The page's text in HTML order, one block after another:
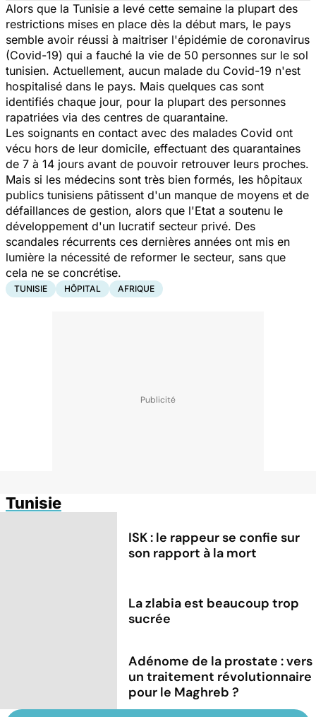
Alors que la Tunisie a levé cette semaine la plupart des
restrictions mises en place dès la début mars, le pays
semble avoir réussi à maitriser l'épidémie de coronavirus
(Covid-19) qui a fauché la vie de 50 personnes sur le sol
tunisien. Actuellement, aucun malade du Covid-19 n'est
hospitalisé dans le pays. Mais quelques cas sont
identifiés chaque jour, pour la plupart des personnes
rapatriées via des centres de quarantaine.
Les soignants en contact avec des malades Covid ont
vécu hors de leur domicile, effectuant des quarantaines
de 7 à 14 jours avant de pouvoir retrouver leurs proches.
Mais si les médecins sont très bien formés, les hôpitaux
publics tunisiens pâtissent d'un manque de moyens et de
défaillances de gestion, alors que l'Etat a soutenu le
développement d'un lucratif secteur privé. Des
scandales récurrents ces dernières années ont mis en
lumière la nécessité de reformer le secteur, sans que
cela ne se concrétise.
TUNISIE HÔPITAL AFRIQUE
Tunisie
ISK : le rappeur se confie sur
son rapport à la mort
La zlabia est beaucoup trop
sucrée
Adénome de la prostate : vers
un traitement révolutionnaire
pour le Maghreb ?